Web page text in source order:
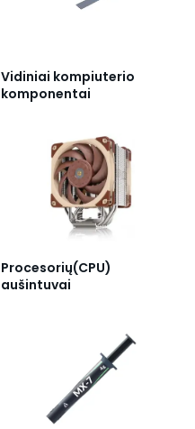
Vidiniai kompiuterio
komponentai
Procesorių(CPU)
aušintuvai